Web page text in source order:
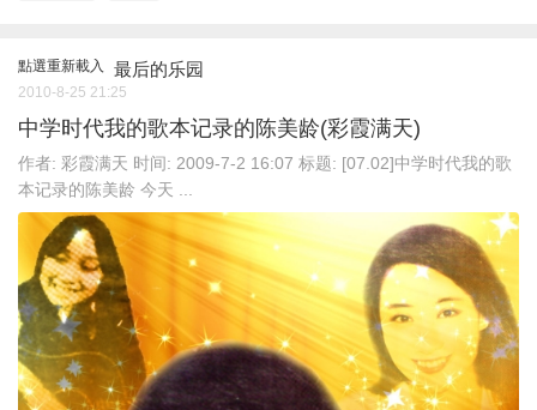
點選重新載入 最后的乐园
2010-8-25 21:25
中学时代我的歌本记录的陈美龄(彩霞满天)
作者: 彩霞满天 时间: 2009-7-2 16:07 标题: [07.02]中学时代我的歌
本记录的陈美龄 今天 ...